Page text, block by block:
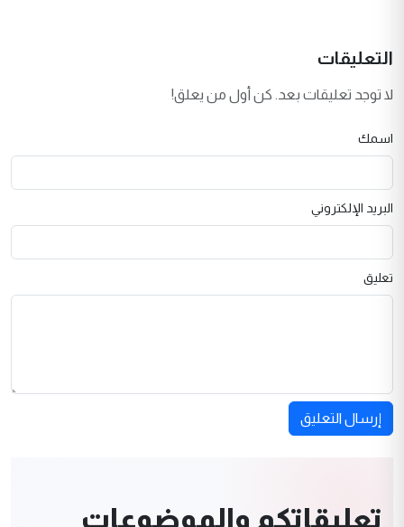
التعليقات
لا توجد تعليقات بعد. كن أول من يعلق!
اسمك
البريد الإلكتروني
تعليق
إرسال التعليق
تعليقاتكم والموضوعات